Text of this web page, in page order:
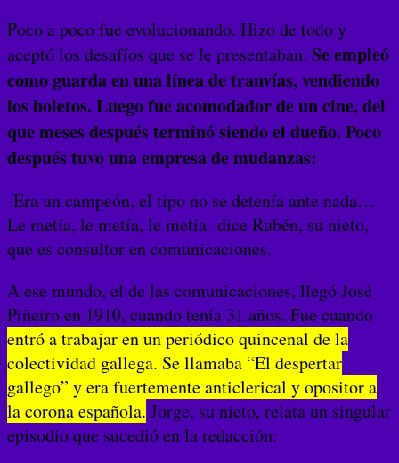
Poco a poco fue evolucionando. Hizo de todo y
aceptó los desafíos que se le presentaban. Se empleó
como guarda en una línea de tranvías, vendiendo
los boletos. Luego fue acomodador de un cine, del
que meses después terminó siendo el dueño. Poco
después tuvo una empresa de mudanzas:
-Era un campeón, el tipo no se detenía ante nada…
Le metía, le metía, le metía -dice Rubén, su nieto,
que es consultor en comunicaciones.
A ese mundo, el de las comunicaciones, llegó José
Piñeiro en 1910, cuando tenía 31 años. Fue cuando
entró a trabajar en un periódico quincenal de la
colectividad gallega. Se llamaba “El despertar
gallego” y era fuertemente anticlerical y opositor a
la corona española. Jorge, su nieto, relata un singular
episodio que sucedió en la redacción: